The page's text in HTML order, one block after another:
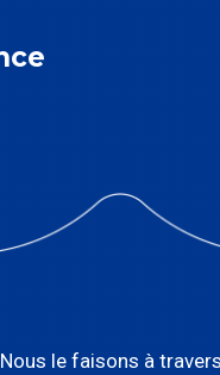
Nous le faisons à